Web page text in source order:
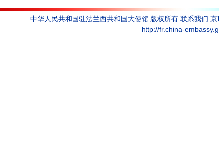
中华人民共和国驻法兰西共和国大使馆 版权所有 联系我们 京
http://fr.china-